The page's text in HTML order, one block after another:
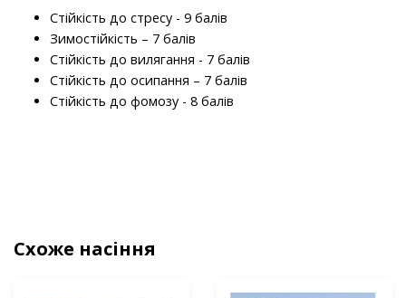
Стійкість до стресу - 9 балів
Зимостійкість – 7 балів
Стійкість до вилягання - 7 балів
Стійкість до осипання – 7 балів
Стійкість до фомозу - 8 балів
Схоже насіння